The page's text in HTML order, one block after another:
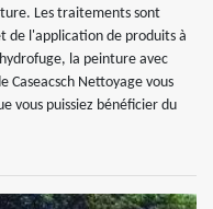
Les traitements sont
de l'application de produits à
la peinture avec
Caseacsch Nettoyage vous
vous puissiez bénéficier du